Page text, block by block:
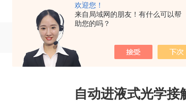
欢迎您！
来自局域网的朋友！有什么可以帮
助您的吗？
当前位置：
自动进液式光学接